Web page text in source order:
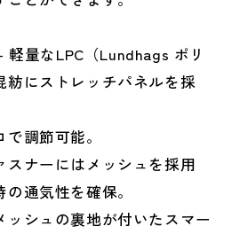
軽量なLPC（Lundhags ポリ
紡にストレッチパネルを採
調節可能。
スナーにはメッシュを採用
通気性を確保。
ッシュの裏地が付いたスマー